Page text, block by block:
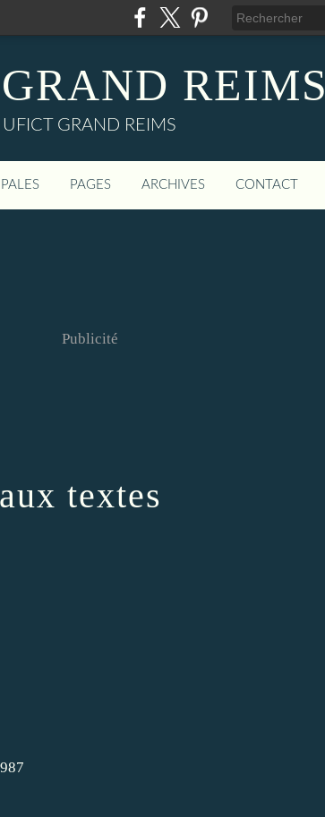
REIMS
UFICT GRAND REIMS
PAGES ARCHIVES CONTACT
Publicité
textes